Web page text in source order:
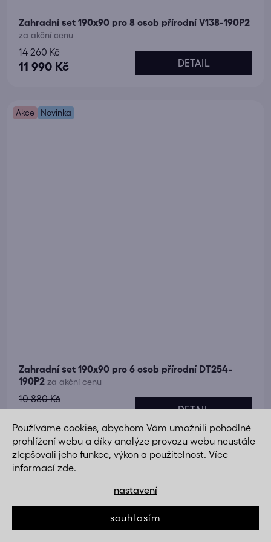
Používáme cookies, abychom Vám umožnili pohodlné
prohlížení webu a díky analýze provozu webu neustále
zlepšovali jeho funkce, výkon a použitelnost. Více
informací zde.
nastavení
souhlasím
Zahradní set 190x90 pro 8 osob přírodní V138-190P2
za akční cenu
11 990 Kč
14 260 Kč
DETAIL
Akce Novinka
Zahradní set 190x90 pro 6 osob přírodní DT254-
190P2 za akční cenu
7 990 Kč
10 880 Kč
DETAIL
Akce